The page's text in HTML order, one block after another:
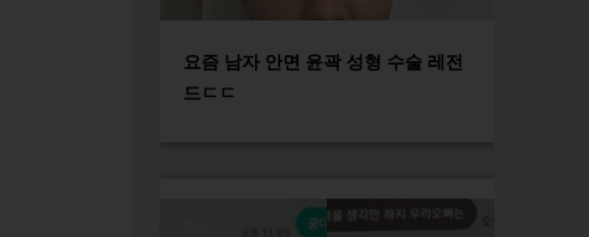
요즘 남자 안면 윤곽 성형 수술 레전
드ㄷㄷ